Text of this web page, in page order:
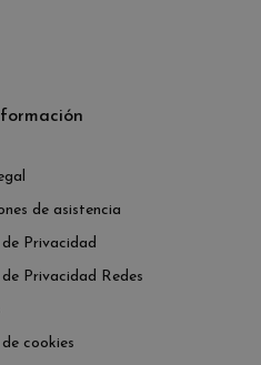
de asistencia
Privacidad
Privacidad Redes
cookies